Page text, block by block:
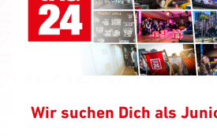
Wir suchen Dich als